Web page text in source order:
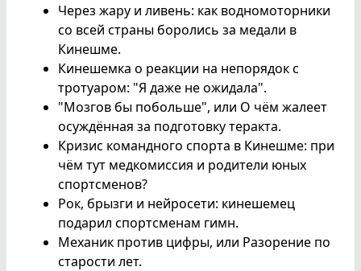
Через жару и ливень: как водномоторники
со всей страны боролись за медали в
Кинешме.
Кинешемка о реакции на непорядок с
тротуаром: "Я даже не ожидала".
"Мозгов бы побольше", или О чём жалеет
осуждённая за подготовку теракта.
Кризис командного спорта в Кинешме: при
чём тут медкомиссия и родители юных
спортсменов?
Рок, брызги и нейросети: кинешемец
подарил спортсменам гимн.
Механик против цифры, или Разорение по
старости лет.